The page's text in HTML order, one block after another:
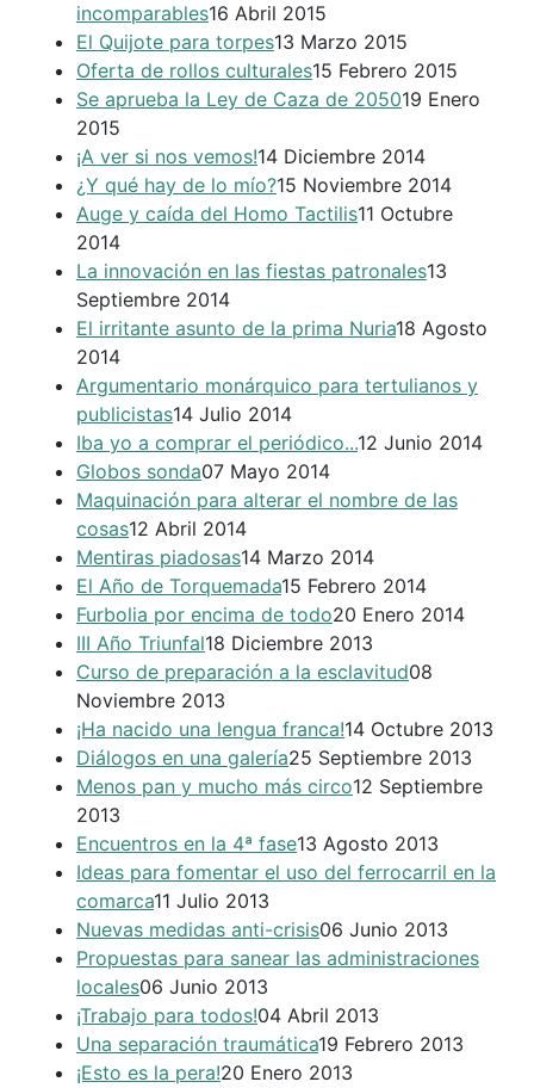
incomparables16 Abril 2015
El Quijote para torpes13 Marzo 2015
Oferta de rollos culturales15 Febrero 2015
Se aprueba la Ley de Caza de 205019 Enero
2015
¡A ver si nos vemos!14 Diciembre 2014
¿Y qué hay de lo mío?15 Noviembre 2014
Auge y caída del Homo Tactilis11 Octubre
2014
La innovación en las fiestas patronales13
Septiembre 2014
El irritante asunto de la prima Nuria18 Agosto
2014
Argumentario monárquico para tertulianos y
publicistas14 Julio 2014
Iba yo a comprar el periódico...12 Junio 2014
Globos sonda07 Mayo 2014
Maquinación para alterar el nombre de las
cosas12 Abril 2014
Mentiras piadosas14 Marzo 2014
El Año de Torquemada15 Febrero 2014
Furbolia por encima de todo20 Enero 2014
III Año Triunfal18 Diciembre 2013
Curso de preparación a la esclavitud08
Noviembre 2013
¡Ha nacido una lengua franca!14 Octubre 2013
Diálogos en una galería25 Septiembre 2013
Menos pan y mucho más circo12 Septiembre
2013
Encuentros en la 4ª fase13 Agosto 2013
Ideas para fomentar el uso del ferrocarril en la
comarca11 Julio 2013
Nuevas medidas anti-crisis06 Junio 2013
Propuestas para sanear las administraciones
locales06 Junio 2013
¡Trabajo para todos!04 Abril 2013
Una separación traumática19 Febrero 2013
¡Esto es la pera!20 Enero 2013